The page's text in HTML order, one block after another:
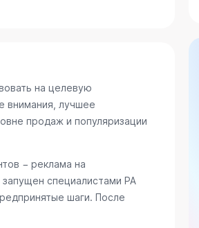
на целевую
внимания, лучшее
продаж и популяризации
− реклама на
специалистами РА
шаги. После